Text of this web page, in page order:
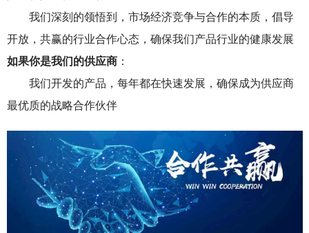
我们深刻的领悟到，市场经济竞争与合作的本质，倡导
开放，共赢的行业合作心态，确保我们产品行业的健康发展
如果你是我们的供应商：
我们开发的产品，每年都在快速发展，确保成为供应商
最优质的战略合作伙伴